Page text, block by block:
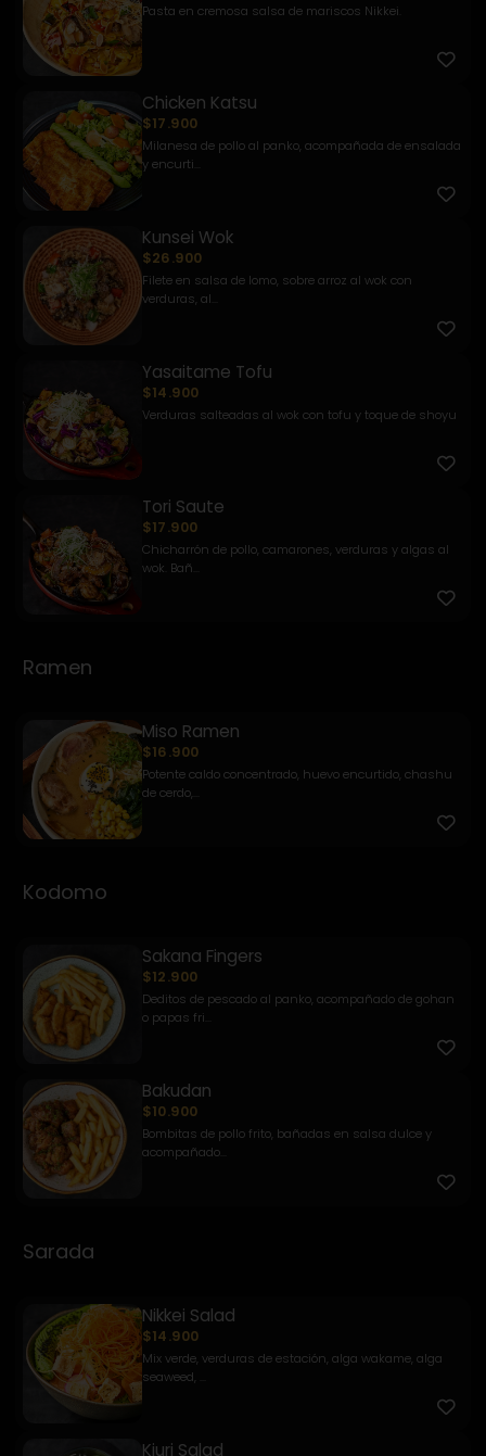
Pasta en cremosa salsa de mariscos Nikkei.
Chicken Katsu
$17.900
Milanesa de pollo al panko, acompañada de ensalada
y encurti...
Kunsei Wok
$26.900
Filete en salsa de lomo, sobre arroz al wok con
verduras, al...
Yasaitame Tofu
$14.900
Verduras salteadas al wok con tofu y toque de shoyu
Tori Saute
$17.900
Chicharrón de pollo, camarones, verduras y algas al
wok. Bañ...
Ramen
Miso Ramen
$16.900
Potente caldo concentrado, huevo encurtido, chashu
de cerdo,...
Kodomo
Sakana Fingers
$12.900
Deditos de pescado al panko, acompañado de gohan
o papas fri...
Bakudan
$10.900
Bombitas de pollo frito, bañadas en salsa dulce y
acompañado...
Sarada
Nikkei Salad
$14.900
Mix verde, verduras de estación, alga wakame, alga
seaweed, ...
Kiuri Salad